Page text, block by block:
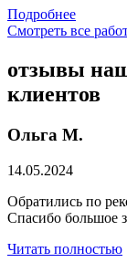
Подробнее
Смотреть все
отзывы
клиентов
Ольга М.
14.05.2024
Обратились по
Спасибо большое
Читать полностью